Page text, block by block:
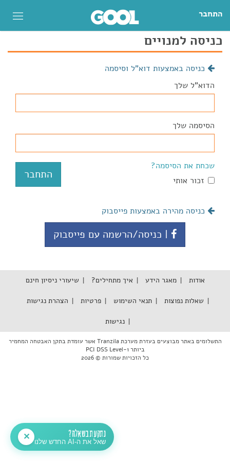
התחבר
כניסה למנויים
כניסה באמצעות דוא"ל וסיסמה
הדוא"ל שלך
הסיסמה שלך
שכחת את הסיסמה?
זכור אותי
כניסה מהירה באמצעות פייסבוק
| כניסה/הרשמה עם פייסבוק
אודות מאגר הידע איך מתחילים? שיעורי ניסיון חינם
שאלות נפוצות תנאי השימוש פרטיות הצהרת נגישות
נגישות
התשלומים באתר מבוצעים בעזרת מערכת Tranzila אשר עומדת בתקן האבטחה המחמיר
ביותר PCI DSS Level-1
כל הזכויות שמורות © 2026
נתקעת בשאלה?
שאל את ה-AI החדש שלנו
✕